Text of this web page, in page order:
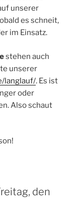
unserer
es schneit,
im Einsatz.
stehen auch
unserer
langlauf/. Es ist
oder
Also schaut
den